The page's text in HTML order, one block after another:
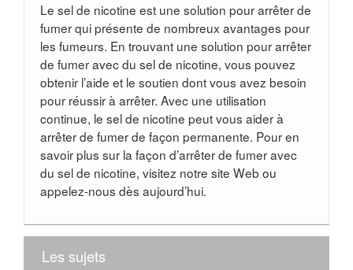
Le sel de nicotine est une solution pour arrêter de
fumer qui présente de nombreux avantages pour
les fumeurs. En trouvant une solution pour arrêter
de fumer avec du sel de nicotine, vous pouvez
obtenir l’aide et le soutien dont vous avez besoin
pour réussir à arrêter. Avec une utilisation
continue, le sel de nicotine peut vous aider à
arrêter de fumer de façon permanente. Pour en
savoir plus sur la façon d’arrêter de fumer avec
du sel de nicotine, visitez notre site Web ou
appelez-nous dès aujourd’hui.
Les sujets